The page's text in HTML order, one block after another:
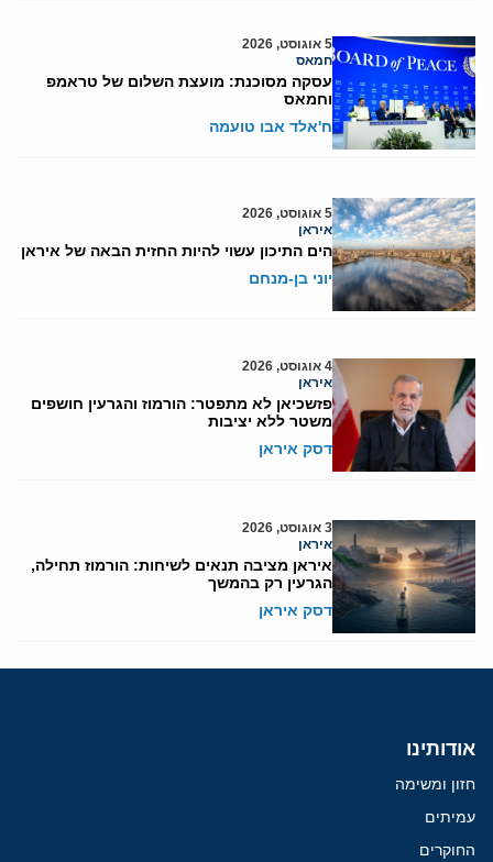
5 אוגוסט, 2026
חמאס
עסקה מסוכנת: מועצת השלום של טראמפ
וחמאס
ח'אלד אבו טועמה
5 אוגוסט, 2026
איראן
הים התיכון עשוי להיות החזית הבאה של איראן
יוני בן-מנחם
4 אוגוסט, 2026
איראן
פזשכיאן לא מתפטר: הורמוז והגרעין חושפים
משטר ללא יציבות
דסק איראן
3 אוגוסט, 2026
איראן
איראן מציבה תנאים לשיחות: הורמוז תחילה,
הגרעין רק בהמשך
דסק איראן
אודותינו
חזון ומשימה
עמיתים
החוקרים